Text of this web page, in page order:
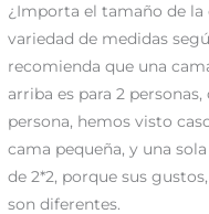
¿Importa el tamaño de la
variedad de medidas
recomienda que una
arriba es para 2 personas,
persona, hemos visto
cama pequeña, y una
de 2*2, porque sus
son diferentes.